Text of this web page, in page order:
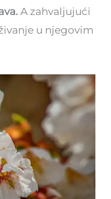
A zahvaljujući
u njegovim